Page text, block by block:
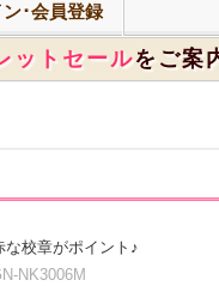
ン･会員登録
ットセールをご案
な校章がポイント♪
NK3006M